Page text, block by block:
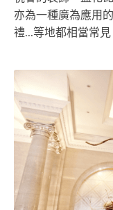
亦為一種廣為應用
禮...等地都相當常見